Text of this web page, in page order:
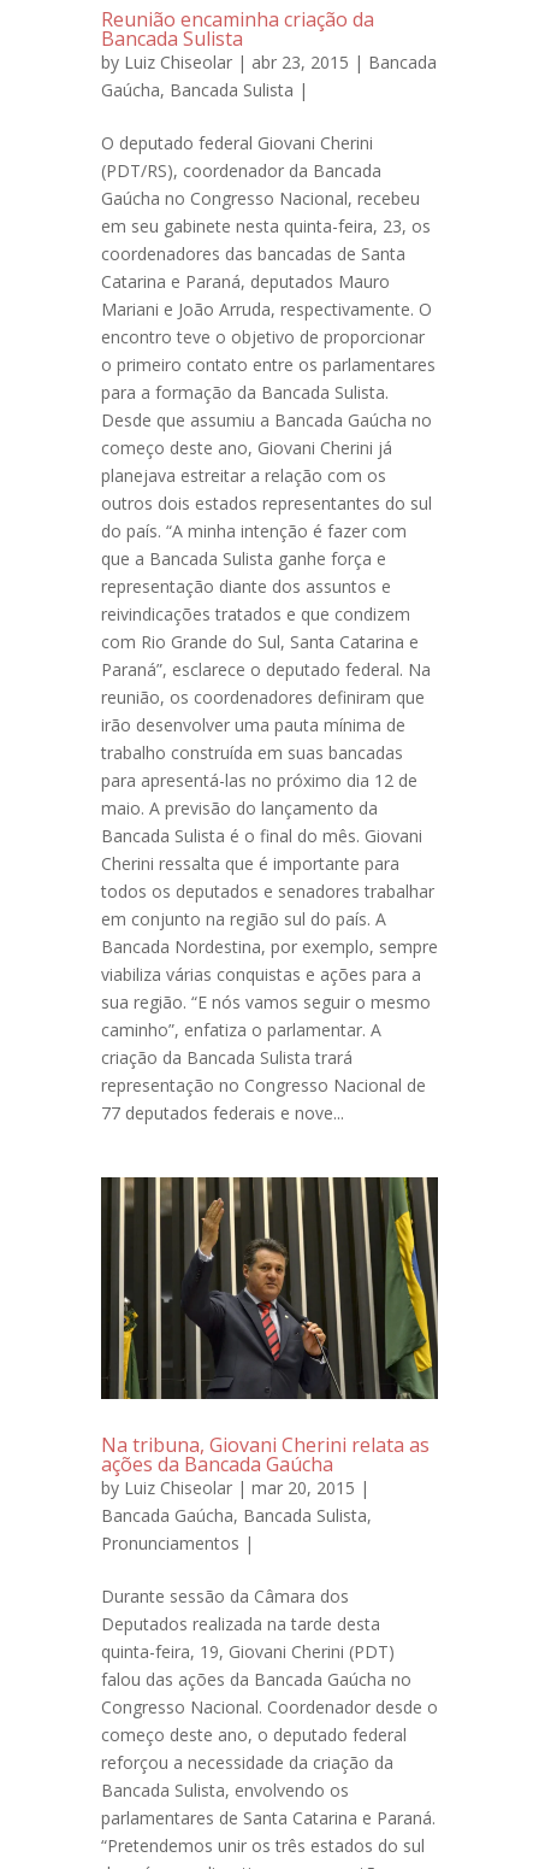
Reunião encaminha criação da
Bancada Sulista
by Luiz Chiseolar | abr 23, 2015 | Bancada
Gaúcha, Bancada Sulista |
O deputado federal Giovani Cherini
(PDT/RS), coordenador da Bancada
Gaúcha no Congresso Nacional, recebeu
em seu gabinete nesta quinta-feira, 23, os
coordenadores das bancadas de Santa
Catarina e Paraná, deputados Mauro
Mariani e João Arruda, respectivamente. O
encontro teve o objetivo de proporcionar
o primeiro contato entre os parlamentares
para a formação da Bancada Sulista.
Desde que assumiu a Bancada Gaúcha no
começo deste ano, Giovani Cherini já
planejava estreitar a relação com os
outros dois estados representantes do sul
do país. “A minha intenção é fazer com
que a Bancada Sulista ganhe força e
representação diante dos assuntos e
reivindicações tratados e que condizem
com Rio Grande do Sul, Santa Catarina e
Paraná”, esclarece o deputado federal. Na
reunião, os coordenadores definiram que
irão desenvolver uma pauta mínima de
trabalho construída em suas bancadas
para apresentá-las no próximo dia 12 de
maio. A previsão do lançamento da
Bancada Sulista é o final do mês. Giovani
Cherini ressalta que é importante para
todos os deputados e senadores trabalhar
em conjunto na região sul do país. A
Bancada Nordestina, por exemplo, sempre
viabiliza várias conquistas e ações para a
sua região. “E nós vamos seguir o mesmo
caminho”, enfatiza o parlamentar. A
criação da Bancada Sulista trará
representação no Congresso Nacional de
77 deputados federais e nove...
Na tribuna, Giovani Cherini relata as
ações da Bancada Gaúcha
by Luiz Chiseolar | mar 20, 2015 |
Bancada Gaúcha, Bancada Sulista,
Pronunciamentos |
Durante sessão da Câmara dos
Deputados realizada na tarde desta
quinta-feira, 19, Giovani Cherini (PDT)
falou das ações da Bancada Gaúcha no
Congresso Nacional. Coordenador desde o
começo deste ano, o deputado federal
reforçou a necessidade da criação da
Bancada Sulista, envolvendo os
parlamentares de Santa Catarina e Paraná.
“Pretendemos unir os três estados do sul